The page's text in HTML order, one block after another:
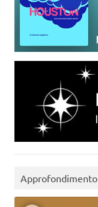
Approfondimento